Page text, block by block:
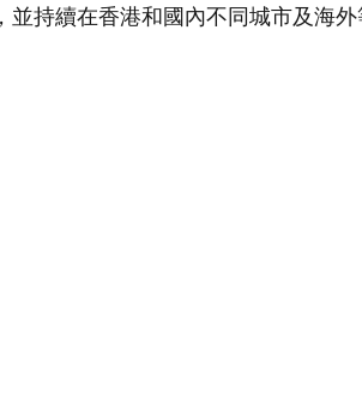
持續在香港和國內不同城市及海外